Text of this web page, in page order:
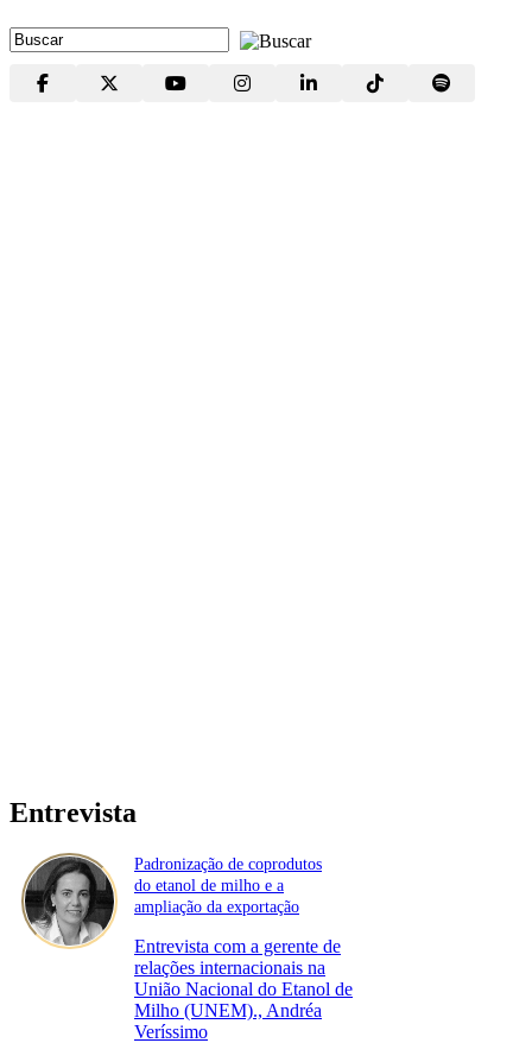
Entrevista
Padronização de coprodutos
do etanol de milho e a
ampliação da exportação
Entrevista com a gerente de
relações internacionais na
União Nacional do Etanol de
Milho (UNEM)., Andréa
Veríssimo